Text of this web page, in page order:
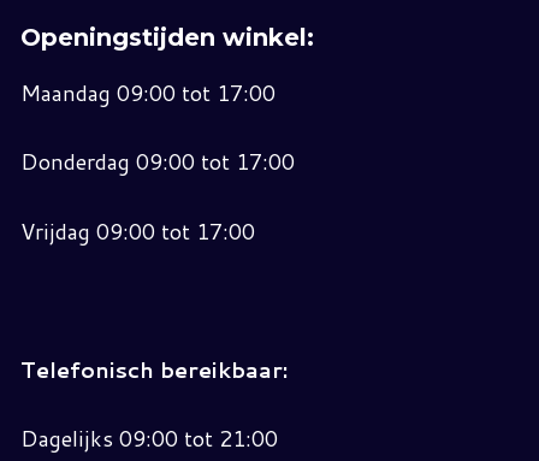
Openingstijden winkel:
Maandag 09:00 tot 17:00
Donderdag 09:00 tot 17:00
Vrijdag 09:00 tot 17:00
Telefonisch bereikbaar:
Dagelijks 09:00 tot 21:00